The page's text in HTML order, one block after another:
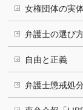
女権団体の実
弁護士の選び
自由と正義
弁護士懲戒処